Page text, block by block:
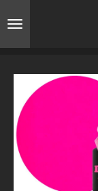
direct
hoofdinhoud